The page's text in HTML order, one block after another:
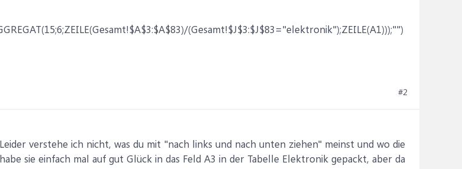
(Gesamt!$J$3:$J$83="elektronik");ZEILE(A1)));"")
#2
verstehe ich nicht, was du mit "nach links und nach unten ziehen" meinst und wo die
sie einfach mal auf gut Glück in das Feld A3 in der Tabelle Elektronik gepackt, aber da